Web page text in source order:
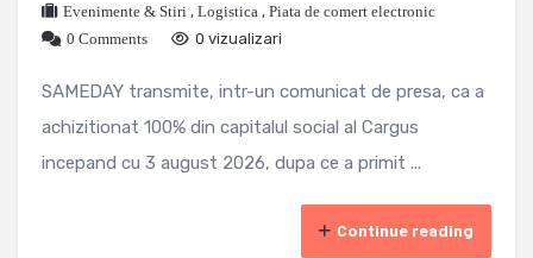
Evenimente & Stiri , Logistica , Piata de comert electronic
0 Comments
0 vizualizari
SAMEDAY transmite, intr-un comunicat de presa, ca a
achizitionat 100% din capitalul social al Cargus
incepand cu 3 august 2026, dupa ce a primit ...
Continue reading